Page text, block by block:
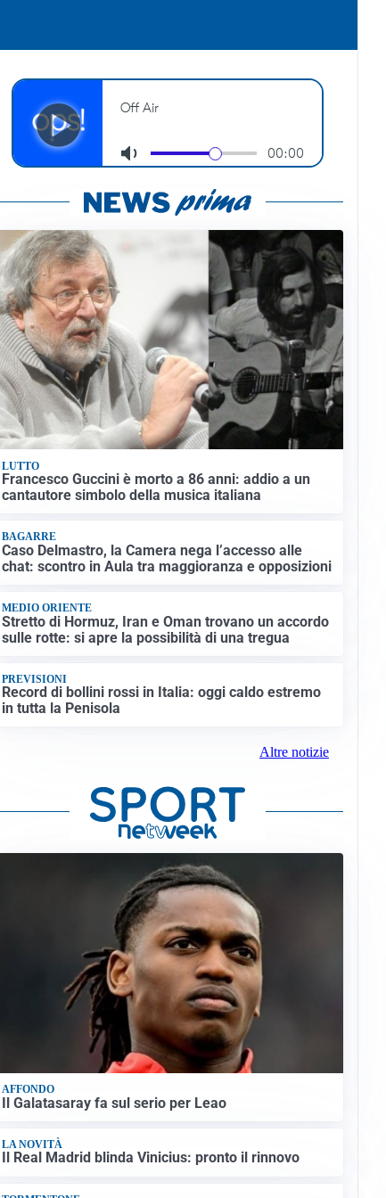
LUTTO
Francesco Guccini è morto a 86 anni: addio a un
cantautore simbolo della musica italiana
BAGARRE
Caso Delmastro, la Camera nega l’accesso alle
chat: scontro in Aula tra maggioranza e opposizioni
MEDIO ORIENTE
Stretto di Hormuz, Iran e Oman trovano un accordo
sulle rotte: si apre la possibilità di una tregua
PREVISIONI
Record di bollini rossi in Italia: oggi caldo estremo
in tutta la Penisola
Altre notizie
AFFONDO
Il Galatasaray fa sul serio per Leao
LA NOVITÀ
Il Real Madrid blinda Vinicius: pronto il rinnovo